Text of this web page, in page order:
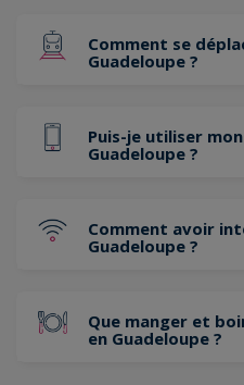
Comment se
Guadeloupe ?
Puis-je utiliser
Guadeloupe ?
Comment avoir
Guadeloupe ?
Que manger et
en Guadeloupe ?